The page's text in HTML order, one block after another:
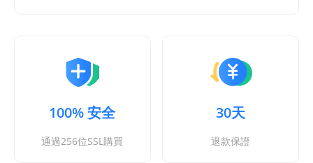
100% 安全
通過256位SSL購買
30天
退款保證